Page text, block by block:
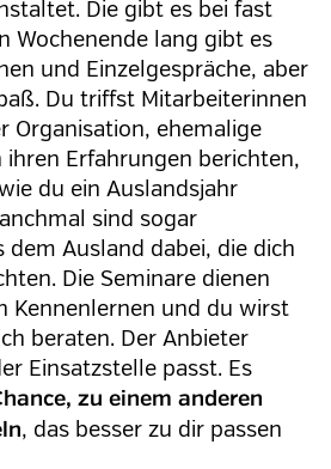
Die gibt es bei fast
Wochenende lang gibt es
und Einzelgespräche, aber
Du triffst Mitarbeiterinnen
Organisation, ehemalige
ihren Erfahrungen berichten,
du ein Auslandsjahr
sind sogar
Ausland dabei, die dich
Die Seminare dienen
Kennenlernen und du wirst
beraten. Der Anbieter
Einsatzstelle passt. Es
zu einem anderen
, das besser zu dir passen